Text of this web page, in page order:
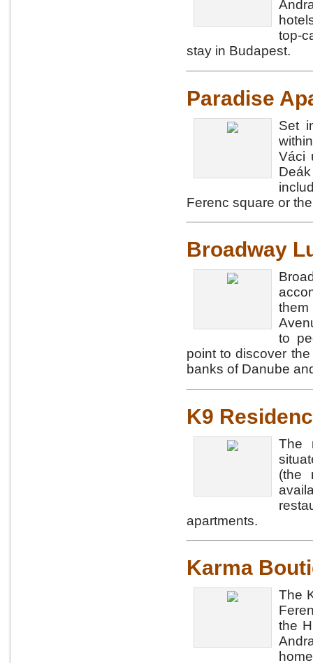
top-
stay in Budapest.
Paradise
Set
Váci
Ferenc square or
Broadway
to
point to discover
banks of Danube
K9
The
(the
apartments.
Karma
The
the